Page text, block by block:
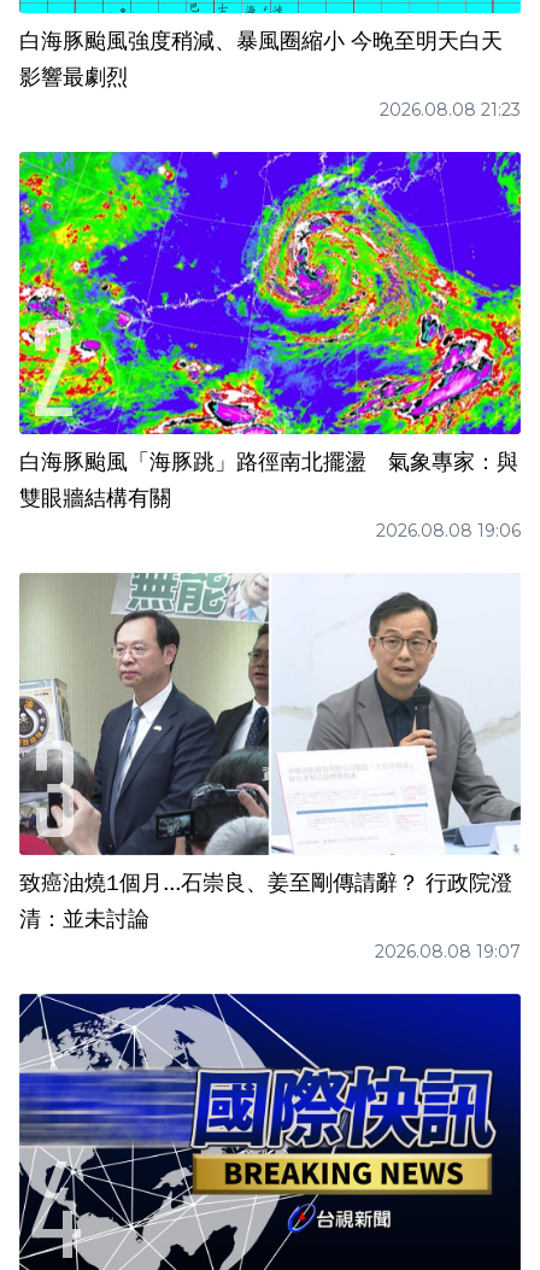
白海豚颱風強度稍減、暴風圈縮小 今晚至明天白天
影響最劇烈
2026.08.08 21:23
白海豚颱風「海豚跳」路徑南北擺盪 氣象專家：與
雙眼牆結構有關
2026.08.08 19:06
致癌油燒1個月...石崇良、姜至剛傳請辭？ 行政院澄
清：並未討論
2026.08.08 19:07